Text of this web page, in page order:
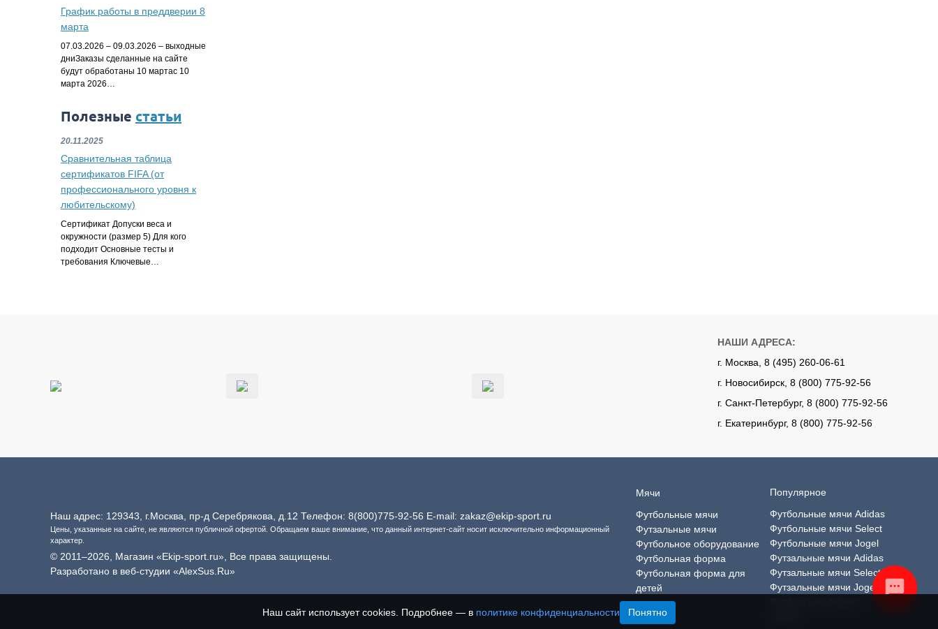
График работы в преддверии 8
марта
07.03.2026 – 09.03.2026 – выходные
дниЗаказы сделанные на сайте
будут обработаны 10 мартас 10
марта 2026…
Полезные статьи
20.11.2025
Сравнительная таблица
сертификатов FIFA (от
профессионального уровня к
любительскому)
Сертификат Допуски веса и
окружности (размер 5) Для кого
подходит Основные тесты и
требования Ключевые…
НАШИ АДРЕСА:
г. Москва, 8 (495) 260-06-61
г. Новосибирск, 8 (800) 775-92-56
г. Санкт-Петербург, 8 (800) 775-92-56
г. Екатеринбург, 8 (800) 775-92-56
Наш адрес: 129343, г.Москва, пр-д Серебрякова, д.12 Телефон: 8(800)775-92-56 E-mail: zakaz@ekip-sport.ru
Цены, указанные на сайте, не являются публичной офертой. Обращаем ваше внимание, что данный интернет-сайт носит исключительно информационный
характер.
© 2011–2026, Магазин «Ekip-sport.ru», Все права защищены.
Разработано в веб-студии «AlexSus.Ru»
Мячи
Футбольные мячи
Футзальные мячи
Футбольное оборудование
Футбольная форма
Футбольная форма для
детей
Популярное
Футбольные мячи Adidas
Футбольные мячи Select
Футбольные мячи Jogel
Футзальные мячи Adidas
Футзальные мячи Select
Футзальные мячи Jogel
Наш сайт использует cookies. Подробнее — в политике конфиденциальности Понятно